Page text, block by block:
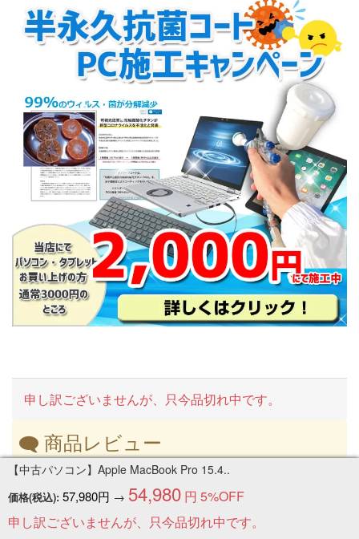
申し訳ございませんが、只今品切れ中です。
【中古パソコン】Apple MacBook Pro 15.4..
価格(税込): 57,980円 → 54,980 円 5%OFF
申し訳ございませんが、只今品切れ中です。
商品レビュー
この商品に対するご感想をぜひお寄せください。
商品レビューを書き込む